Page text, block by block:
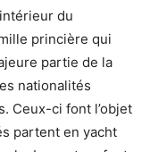
du
princière qui
partie de la
nationalités
Ceux-ci font l’objet
partent en yacht